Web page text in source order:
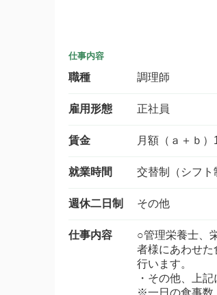
仕事内容
職種 調理師
雇用形態 正社員
賃金 月額（ａ＋ｂ
就業時間 交替制（シフト
週休二日制 その他
仕事内容
○管理栄養士、
者様にあわせた
行います。
・その他、上
※一日の食事数